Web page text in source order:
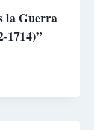
la Guerra
1714)”